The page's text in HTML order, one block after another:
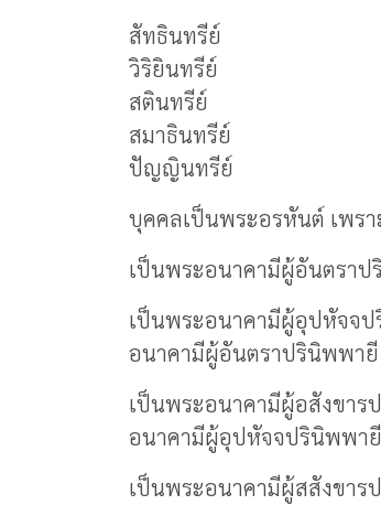
สัทธินทรีย์
วิริยินทรีย์
สตินทรีย์
สมาธินทรีย์
ปัญญินทรีย์
บุคคลเป็นพระอรหันต์ เพร
เป็นพระอนาคามีผู้อันตรา
เป็นพระอนาคามีผู้อุปหัจจ
อนาคามีผู้อันตราปรินิพพายี
เป็นพระอนาคามีผู้อสังขา
อนาคามีผู้อุปหัจจปรินิพพายี
เป็นพระอนาคามีผู้สสังขา